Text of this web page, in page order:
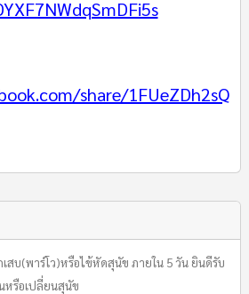
share/1FUeZDh2sQ
สบ(พาร์โว)หรือไข้หัดสุนัข ภายใน 5 วัน ยินดีรับ
หรือเปลี่ยนสุนัข